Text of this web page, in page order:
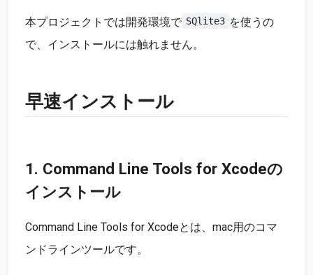
本プロジェクトでは開発環境で SQlite3 を使うの
で、インストールには触れません。
早速インストール
1. Command Line Tools for Xcodeの
インストール
Command Line Tools for Xcodeとは、mac用のコマ
ンドラインツールです。